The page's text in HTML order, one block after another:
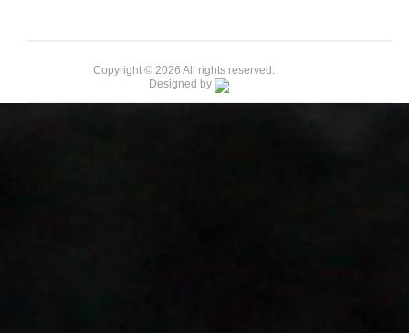
Copyright © 2026 All rights reserved.
Designed by